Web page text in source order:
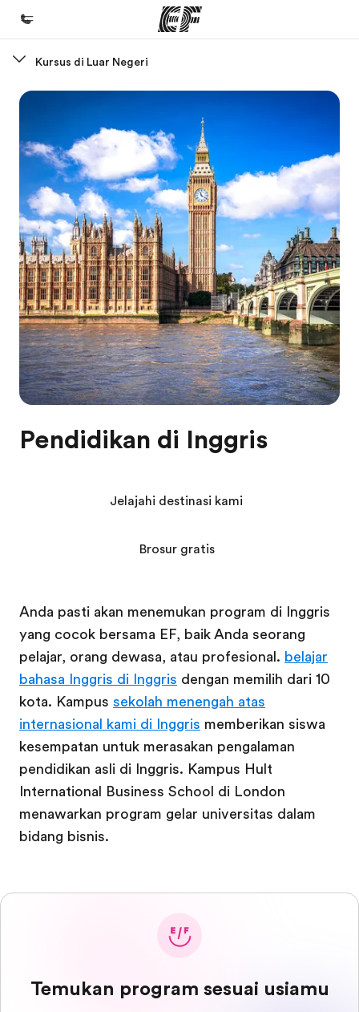
Selamat datang di EF
Daftar program
Lihat semua program
Kantor dan sekolah
Kantor terdekat
Tentang kami
Cerita kami
Karir
Bergabung dengan tim kami
Kursus di Luar Negeri
Pendidikan di Inggris
Anda pasti akan menemukan program di Inggris
yang cocok bersama EF, baik Anda seorang
pelajar, orang dewasa, atau profesional. belajar
bahasa Inggris di Inggris dengan memilih dari 10
kota. Kampus sekolah menengah atas
internasional kami di Inggris memberikan siswa
kesempatan untuk merasakan pengalaman
pendidikan asli di Inggris. Kampus Hult
International Business School di London
menawarkan program gelar universitas dalam
bidang bisnis.
Jelajahi destinasi kami
Brosur gratis
Temukan program sesuai usiamu